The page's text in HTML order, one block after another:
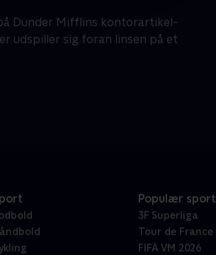
Dunder Mifflins kontorartikel-
udspiller sig foran linsen på et
Populær sport
3F Superliga
Tour de France
FIFA VM 2026